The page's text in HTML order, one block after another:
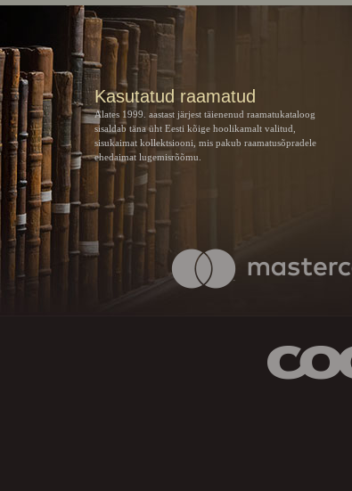
Kasutatud raamatud
Alates 1999. aastast järjest täienenud raamatukataloog
sisaldab täna üht Eesti kõige hoolikamalt valitud,
sisukaimat kollektsiooni, mis pakub raamatusõpradele
ehedaimat lugemisrõõmu.